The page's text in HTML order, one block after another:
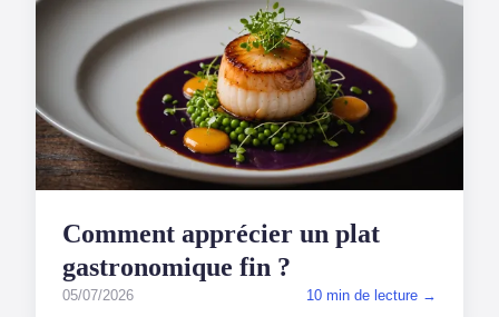
Comment apprécier un plat
gastronomique fin ?
05/07/2026 10 min de lecture →